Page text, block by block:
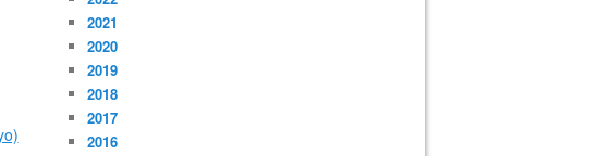
2021
2020
2019
2018
2017
2016